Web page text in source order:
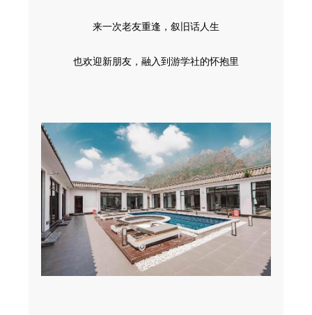
来一次老友重逢，叙旧话人生
也欢迎新朋友，融入到游学社的怀抱里